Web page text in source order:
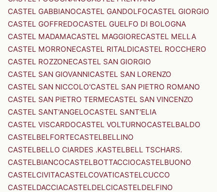
CASTEL GABBIANOCASTEL GANDOLFOCASTEL GIORGIO
CASTEL GOFFREDOCASTEL GUELFO DI BOLOGNA
CASTEL MADAMACASTEL MAGGIORECASTEL MELLA
CASTEL MORRONECASTEL RITALDICASTEL ROCCHERO
CASTEL ROZZONECASTEL SAN GIORGIO
CASTEL SAN GIOVANNICASTEL SAN LORENZO
CASTEL SAN NICCOLO'CASTEL SAN PIETRO ROMANO
CASTEL SAN PIETRO TERMECASTEL SAN VINCENZO
CASTEL SANT'ANGELOCASTEL SANT'ELIA
CASTEL VISCARDOCASTEL VOLTURNOCASTELBALDO
CASTELBELFORTECASTELBELLINO
CASTELBELLO CIARDES .KASTELBELL TSCHARS.
CASTELBIANCOCASTELBOTTACCIOCASTELBUONO
CASTELCIVITACASTELCOVATICASTELCUCCO
CASTELDACCIACASTELDELCICASTELDELFINO